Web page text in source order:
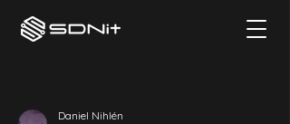
Daniel Nihlén